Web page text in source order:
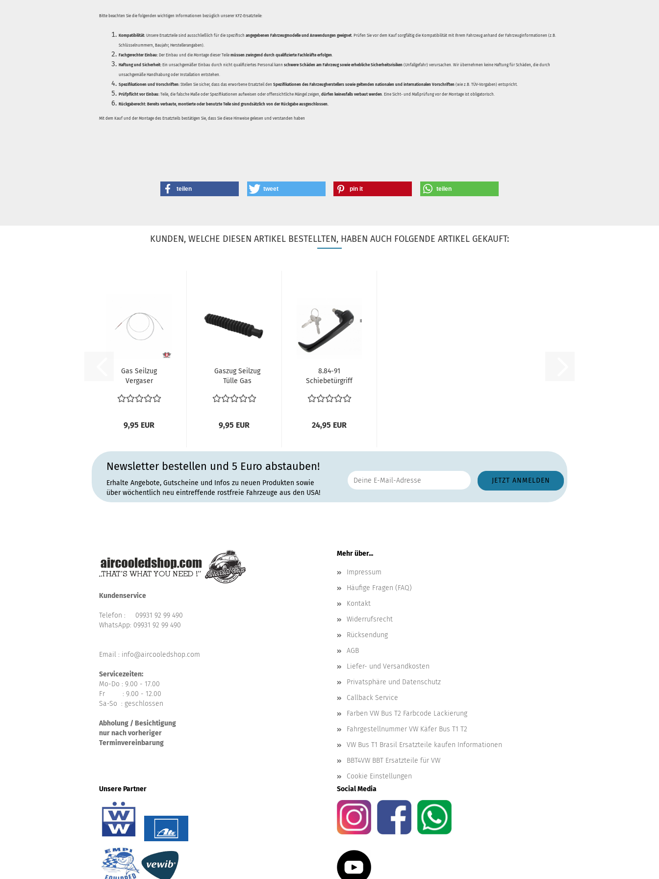
Bitte beachten Sie die folgenden wichtigen Informationen bezüglich unserer KFZ-Ersatzteile:
Kompatibilität: Unsere Ersatzteile sind ausschließlich für die spezifisch angegebenen Fahrzeugmodelle und Anwendungen geeignet. Prüfen Sie vor dem Kauf sorgfältig die Kompatibilität mit Ihrem Fahrzeug anhand der Fahrzeuginformationen (z.B.
Schlüsselnummern, Baujahr, Herstellerangaben).
Fachgerechter Einbau: Der Einbau und die Montage dieser Teile müssen zwingend durch qualifizierte Fachkräfte erfolgen.
Haftung und Sicherheit: Ein unsachgemäßer Einbau durch nicht qualifiziertes Personal kann schwere Schäden am Fahrzeug sowie erhebliche Sicherheitsrisiken (Unfallgefahr) verursachen. Wir übernehmen keine Haftung für Schäden, die durch
unsachgemäße Handhabung oder Installation entstehen.
Spezifikationen und Vorschriften: Stellen Sie sicher, dass das erworbene Ersatzteil den Spezifikationen des Fahrzeugherstellers sowie geltenden nationalen und internationalen Vorschriften (wie z.B. TÜV-Vorgaben) entspricht.
Prüfpflicht vor Einbau: Teile, die falsche Maße oder Spezifikationen aufweisen oder offensichtliche Mängel zeigen, dürfen keinesfalls verbaut werden. Eine Sicht- und Maßprüfung vor der Montage ist obligatorisch.
Rückgaberecht: Bereits verbaute, montierte oder benutzte Teile sind grundsätzlich von der Rückgabe ausgeschlossen.
Mit dem Kauf und der Montage des Ersatzteils bestätigen Sie, dass Sie diese Hinweise gelesen und verstanden haben
teilen tweet pin it teilen
KUNDEN, WELCHE DIESEN ARTIKEL BESTELLTEN, HABEN AUCH FOLGENDE ARTIKEL GEKAUFT:
Gas Seilzug
Vergaser
mm VW Bus T3
9,95 EUR
Gaszug Seilzug
Tülle Gas
Gummitülle...
9,95 EUR
8.84-91
Schiebetürgriff
Schiebetür VW...
24,95 EUR
Newsletter bestellen und 5 Euro abstauben!
Erhalte Angebote, Gutscheine und Infos zu neuen Produkten sowie
über wöchentlich neu eintreffende rostfreie Fahrzeuge aus den USA!
Kundenservice
Telefon : 09931 92 99 490
WhatsApp: 09931 92 99 490
Email : info@aircooledshop.com
Servicezeiten:
Mo-Do : 9.00 - 17.00
Fr : 9.00 - 12.00
Sa-So : geschlossen
Abholung / Besichtigung
nur nach vorheriger
Terminvereinbarung
Mehr über...
Impressum
Häufige Fragen (FAQ)
Kontakt
Widerrufsrecht
Rücksendung
AGB
Liefer- und Versandkosten
Privatsphäre und Datenschutz
Callback Service
Farben VW Bus T2 Farbcode Lackierung
Fahrgestellnummer VW Käfer Bus T1 T2
VW Bus T1 Brasil Ersatzteile kaufen Informationen
BBT4VW BBT Ersatzteile für VW
Cookie Einstellungen
Unsere Partner
Social Media